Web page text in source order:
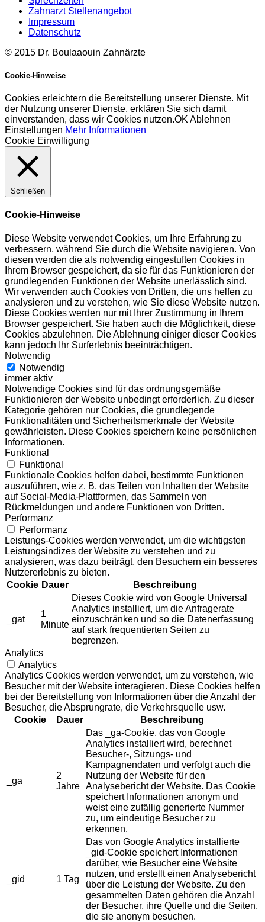
Zahnarzt Stellenangebot
Impressum
Datenschutz
© 2015 Dr. Boulaaouin Zahnärzte
Cookie-Hinweise
Cookies erleichtern die Bereitstellung unserer Dienste. Mit
der Nutzung unserer Dienste, erklären Sie sich damit
einverstanden, dass wir Cookies nutzen.OK Ablehnen
Einstellungen Mehr Informationen
Cookie Einwilligung
Schließen
Cookie-Hinweise
Diese Website verwendet Cookies, um Ihre Erfahrung zu
verbessern, während Sie durch die Website navigieren. Von
diesen werden die als notwendig eingestuften Cookies in
Ihrem Browser gespeichert, da sie für das Funktionieren der
grundlegenden Funktionen der Website unerlässlich sind.
Wir verwenden auch Cookies von Dritten, die uns helfen zu
analysieren und zu verstehen, wie Sie diese Website nutzen.
Diese Cookies werden nur mit Ihrer Zustimmung in Ihrem
Browser gespeichert. Sie haben auch die Möglichkeit, diese
Cookies abzulehnen. Die Ablehnung einiger dieser Cookies
kann jedoch Ihr Surferlebnis beeinträchtigen.
Notwendig
Notwendig
immer aktiv
Notwendige Cookies sind für das ordnungsgemäße
Funktionieren der Website unbedingt erforderlich. Zu dieser
Kategorie gehören nur Cookies, die grundlegende
Funktionalitäten und Sicherheitsmerkmale der Website
gewährleisten. Diese Cookies speichern keine persönlichen
Informationen.
Funktional
Funktional
Funktionale Cookies helfen dabei, bestimmte Funktionen
auszuführen, wie z. B. das Teilen von Inhalten der Website
auf Social-Media-Plattformen, das Sammeln von
Rückmeldungen und andere Funktionen von Dritten.
Performanz
Performanz
Leistungs-Cookies werden verwendet, um die wichtigsten
Leistungsindizes der Website zu verstehen und zu
analysieren, was dazu beiträgt, den Besuchern ein besseres
Nutzererlebnis zu bieten.
Cookie Dauer Beschreibung
_gat
1
Minute
Dieses Cookie wird von Google Universal
Analytics installiert, um die Anfragerate
einzuschränken und so die Datenerfassung
auf stark frequentierten Seiten zu
begrenzen.
Analytics
Analytics
Analytics Cookies werden verwendet, um zu verstehen, wie
Besucher mit der Website interagieren. Diese Cookies helfen
bei der Bereitstellung von Informationen über die Anzahl der
Besucher, die Absprungrate, die Verkehrsquelle usw.
Cookie
Dauer Beschreibung
_ga
2
Jahre
Das _ga-Cookie, das von Google
Analytics installiert wird, berechnet
Besucher-, Sitzungs- und
Kampagnendaten und verfolgt auch die
Nutzung der Website für den
Analysebericht der Website. Das Cookie
speichert Informationen anonym und
weist eine zufällig generierte Nummer
zu, um eindeutige Besucher zu
erkennen.
_gid 1 Tag
Das von Google Analytics installierte
_gid-Cookie speichert Informationen
darüber, wie Besucher eine Website
nutzen, und erstellt einen Analysebericht
über die Leistung der Website. Zu den
gesammelten Daten gehören die Anzahl
der Besucher, ihre Quelle und die Seiten,
die sie anonym besuchen.